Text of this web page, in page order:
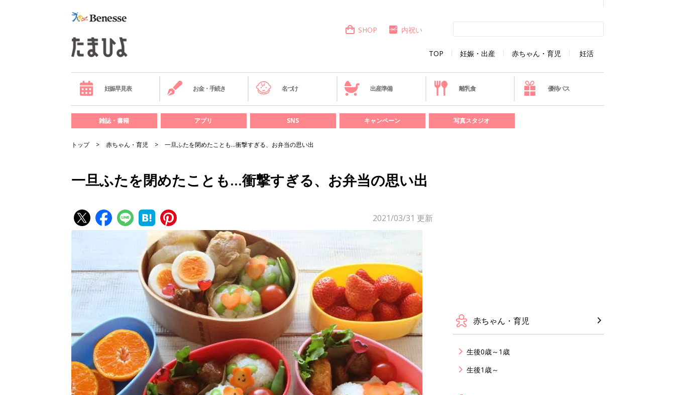
TOP 妊娠・出産 赤ちゃん・育児 妊活
SHOP 内祝い
妊娠早見表 お金・手続き 名づけ 出産準備 離乳食 優待パス
雑誌・書籍 アプリ SNS キャンペーン 写真スタジオ
トップ 赤ちゃん・育児 一旦ふたを閉めたことも…衝撃すぎる、お弁当の思い出
一旦ふたを閉めたことも…衝撃すぎる、お弁当の思い出
2021/03/31 更新
赤ちゃん・育児
生後0歳～1歳
生後1歳～